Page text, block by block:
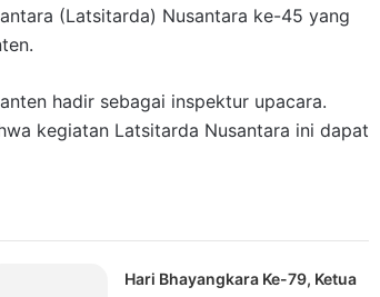
(Latsitarda) Nusantara ke-45 yang
hadir sebagai inspektur upacara.
kegiatan Latsitarda Nusantara ini dapat
Hari Bhayangkara Ke-79, Ketua